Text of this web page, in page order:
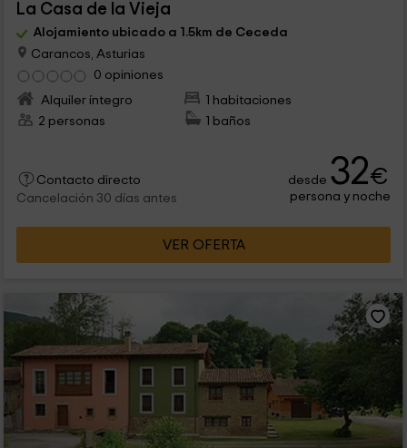
La Casa de la Vieja
Alojamiento ubicado a 1.5km de Ceceda
Carancos, Asturias
0 opiniones
Alquiler íntegro
1 habitaciones
2 personas
1 baños
Contacto directo
Cancelación 30 días antes
desde 32€
persona y noche
VER OFERTA